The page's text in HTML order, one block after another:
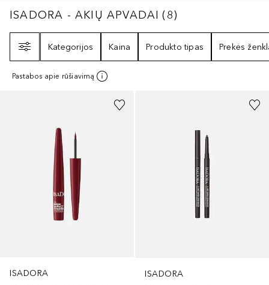
ISADORA - AKIŲ APVADAI8
ISADORA - AKIŲ APVADAI (8)
Kategorijos
Kaina Produkto tipas Prekės
Pastabos apie rūšiavimą
ISADORA
+6
ISADORA